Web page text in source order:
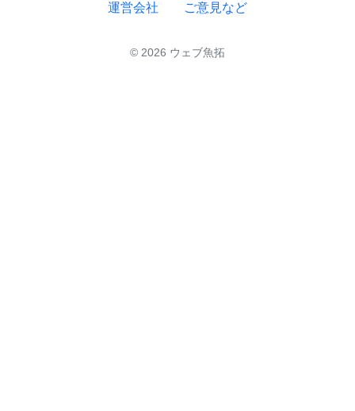
運営会社 ご意見など
© 2026 ウェブ魚拓